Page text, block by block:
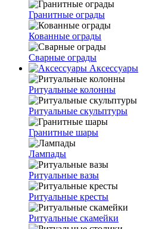
Гранитные ограды
Кованные ограды
Сварные ограды
Аксессуары
Ритуальные колонны
Ритуальные скульптуры
Гранитные шары
Лампады
Ритуальные вазы
Ритуальные кресты
Ритуальные скамейки